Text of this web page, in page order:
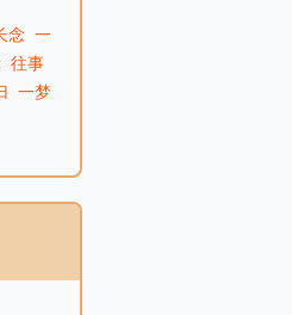
念 一
往事
一梦